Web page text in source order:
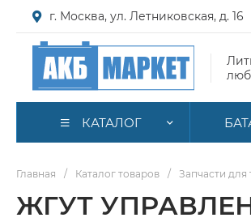
г. Москва, ул. Летниковская, д. 16
КАТАЛОГ
Главная / Каталог товаров / Запчасти для
ЖГУТ